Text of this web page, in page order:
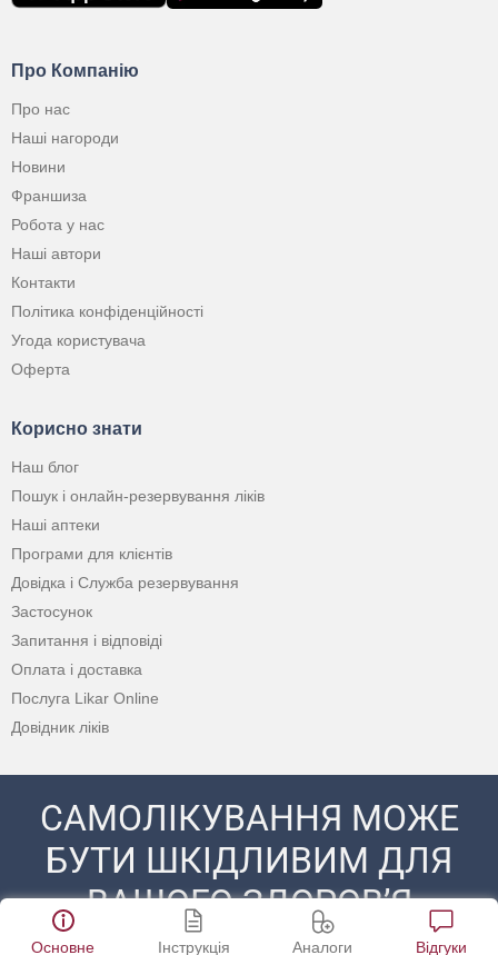
Основне Інструкція Аналоги Відгуки
Про Компанію
Про нас
Наші нагороди
Новини
Франшиза
Робота у нас
Наші автори
Контакти
Політика конфіденційності
Угода користувача
Оферта
Корисно знати
Наш блог
Пошук і онлайн-резервування ліків
Наші аптеки
Програми для клієнтів
Довідка і Служба резервування
Застосунок
Запитання і відповіді
Оплата і доставка
Послуга Likar Online
Довідник ліків
САМОЛІКУВАННЯ МОЖЕ
БУТИ ШКІДЛИВИМ ДЛЯ
ВАШОГО ЗДОРОВ’Я
ПЕРЕД ЗАСТОСУВАННЯМ ПРЕПАРАТУ